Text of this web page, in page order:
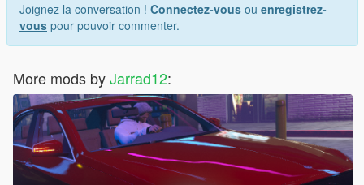
Joignez la conversation ! Connectez-vous ou enregistrez-
vous pour pouvoir commenter.
More mods byJarrad12: